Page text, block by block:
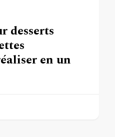
desserts
en un